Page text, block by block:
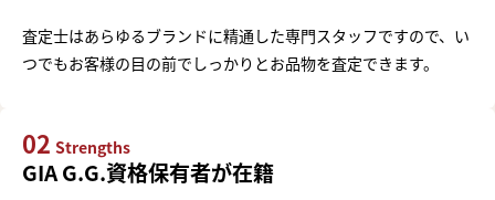
査定士はあらゆるブランドに精通した専門スタッフですので、い
つでもお客様の目の前でしっかりとお品物を査定できます。
02 Strengths
GIA G.G.資格保有者が在籍